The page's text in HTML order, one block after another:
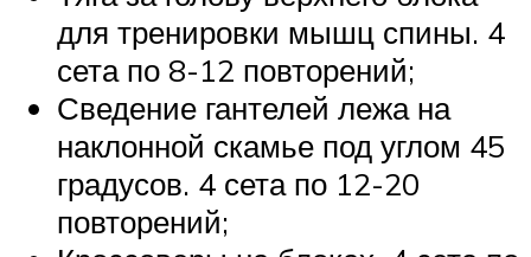
для тренировки мышц спины. 4
сета по 8-12 повторений;
Сведение гантелей лежа на
наклонной скамье под углом 45
градусов. 4 сета по 12-20
повторений;